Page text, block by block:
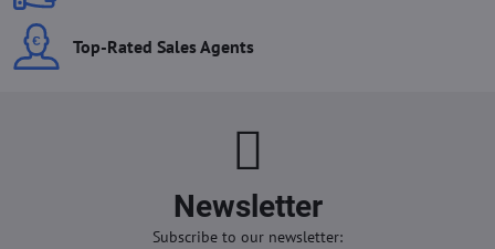
Top-Rated Sales Agents
Newsletter
Subscribe to our newsletter: